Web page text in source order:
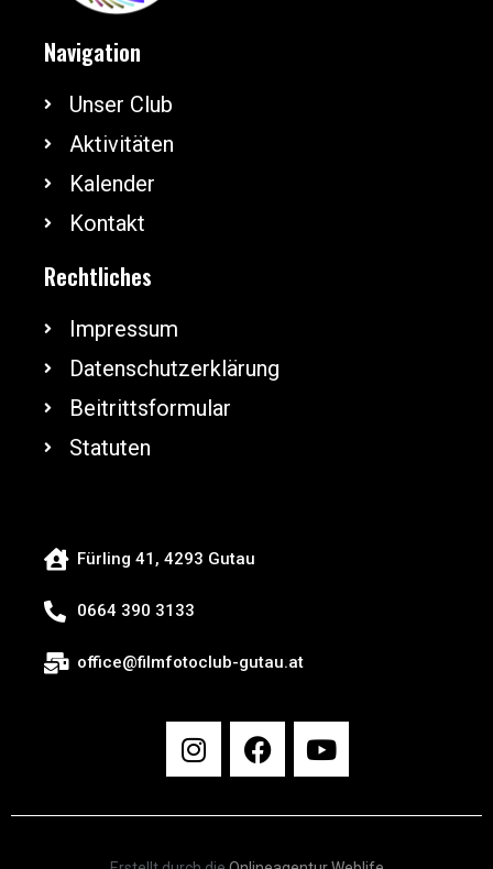
Navigation
Unser Club
Aktivitäten
Kalender
Kontakt
Rechtliches
Impressum
Datenschutzerklärung
Beitrittsformular
Statuten
Fürling 41, 4293 Gutau
0664 390 3133
office@filmfotoclub-gutau.at